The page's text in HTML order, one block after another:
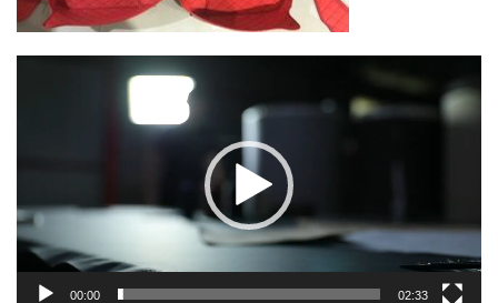
00:00 02:33